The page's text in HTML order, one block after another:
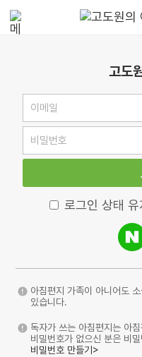
고도
로그인 상태 유
아침편지 가족이 아니어도
있습니다.
독자가 쓰는 아침편지는 아
비밀번호가 없으신 분은 비
비밀번호 만들기>